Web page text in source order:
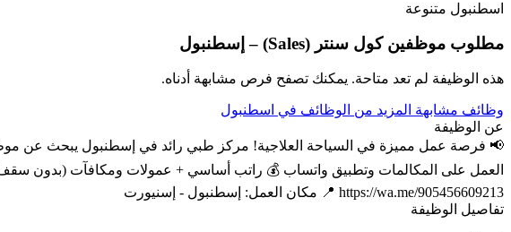
اسطنبول متنوعة
مطلوب موظفين كول سنتر (Sales) – إسطنبول
هذه الوظيفة لم تعد متاحة. يمكنك تصفح فرص مشابهة أدناه.
وظائف مشابهة المزيد من الوظائف في اسطنبول
عن الوظيفة
📢 فرصة عمل مميزة في السياحة العلاجية! مركز طبي رائد في إسطنبول يبحث عن
العمل على المكالمات وتطبيق واتساب 💰 راتب أساسي + عمولات ومكافآت (بدون
https://wa.me/905456609213 📍 مكان العمل: إسطنبول - إسنيورت
تفاصيل الوظيفة